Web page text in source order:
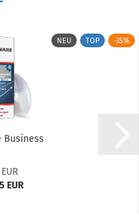
NEU TOP -35%
Business
EUR